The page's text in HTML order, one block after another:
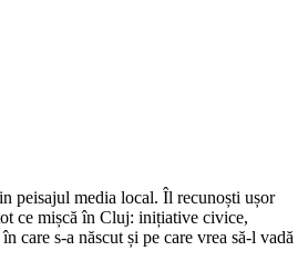
peisajul media local. Îl recunoști ușor
ce mișcă în Cluj: inițiative civice,
care s-a născut și pe care vrea să-l vadă